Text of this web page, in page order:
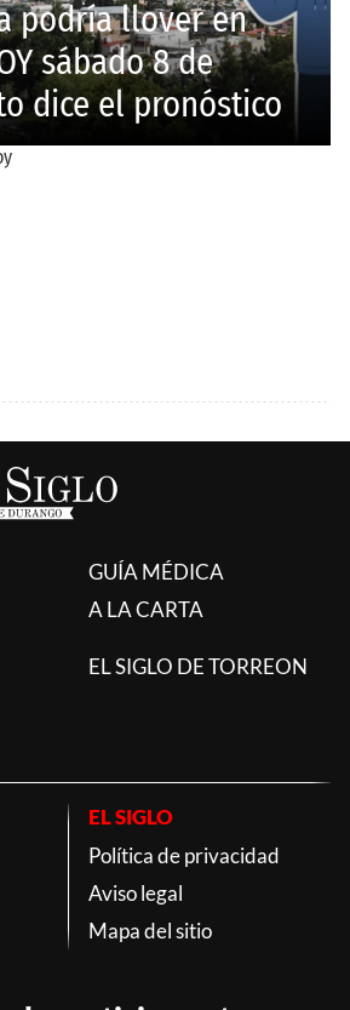
GUÍA MÉDICA
A LA CARTA
EL SIGLO DE TORREON
EL SIGLO
Política de privacidad
Aviso legal
Mapa del sitio